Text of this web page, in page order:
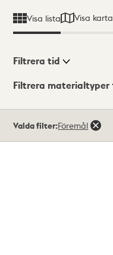
Visa lista Visa karta
Visningsläge
Filtrera tid
Filtrera materialtyper
träffar
Valda filter:Föremål